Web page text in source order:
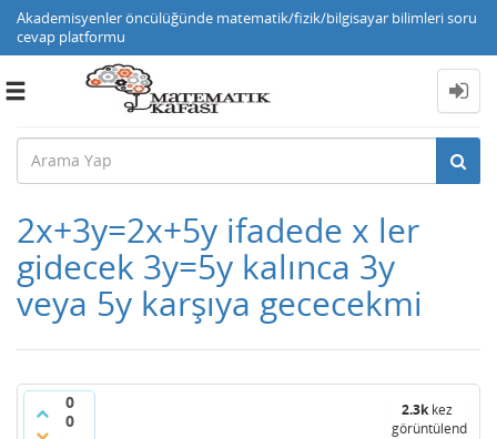
Akademisyenler öncülüğünde matematik/fizik/bilgisayar bilimleri soru
cevap platformu
Toggle
2x+3y=2x+5y ifadede x ler
gidecek 3y=5y kalınca 3y
veya 5y karşıya gececekmi
0
0
2.3kkez
görüntülendi